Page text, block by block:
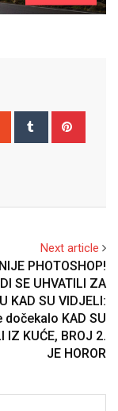
StumbleUpon
Tumblr
Next article
PHOTOSHOP!
SE UHVATILI ZA
KAD SU VIDJELI:
dočekalo KAD SU
IZ KUĆE, BROJ 2.
JE HOROR